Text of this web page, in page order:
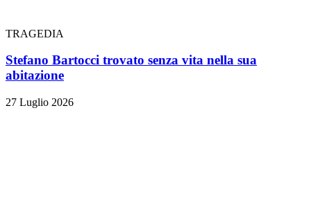
TRAGEDIA
Stefano Bartocci trovato senza vita nella sua
abitazione
27 Luglio 2026